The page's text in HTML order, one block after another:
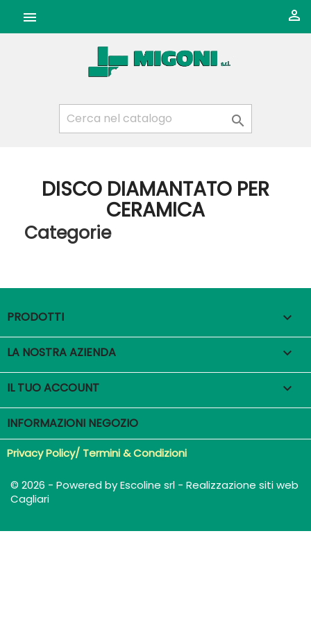
 

DISCO DIAMANTATO PER
CERAMICA
Categorie
PRODOTTI 
LA NOSTRA AZIENDA 
IL TUO ACCOUNT 
INFORMAZIONI NEGOZIO
Privacy Policy/ Termini & Condizioni
© 2026 - Powered by Escoline srl - Realizzazione siti web
Cagliari